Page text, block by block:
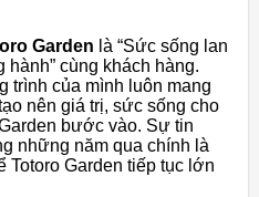
Garden là “Sức sống lan
hành” cùng khách hàng.
trình của mình luôn mang
nên giá trị, sức sống cho
bước vào. Sự tin
những năm qua chính là
Totoro Garden tiếp tục lớn